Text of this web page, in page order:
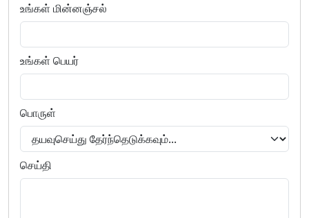
உங்கள் மின்னஞ்சல்
உங்கள் பெயர்
பொருள்
செய்தி